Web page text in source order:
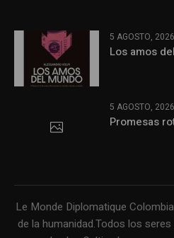
5 AGOSTO, 2026
Los amos
5 AGOSTO, 2026
Promesas
Le Monde Diplomatique
de la humanidad.Todos los